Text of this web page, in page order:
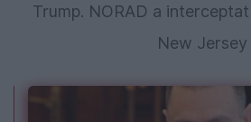
Trump. NORAD a
New Jersey